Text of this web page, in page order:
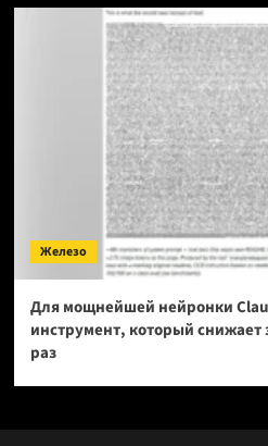
Железо
Для мощнейшей нейронки
инструмент, который снижает
раз